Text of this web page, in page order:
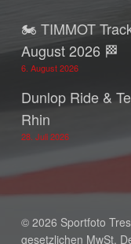
🏍️ TIMMOT
August 2026 🏁
6. August 2026
Dunlop Ride &
Rhin
28. Juli 2026
© 2026 Sportfoto
gesetzlichen MwSt.